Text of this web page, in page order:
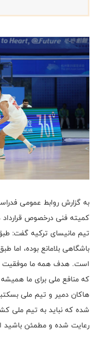
به گزارش روابط عمومی
كميته فنی درخصوص قرارداد
تيم مانیسای تركيه گفت: طبق
باشگاهی بلامانع بوده، اما
است. هدف همه ما موفقیت
که منافع ملی برای ما
هاکان دمیر و تیم ملی
شده که نباید به تیم ملی
رعایت شده و مطمئن